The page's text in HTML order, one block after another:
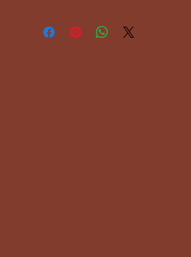
Harica限定ポストカードはご注文1回